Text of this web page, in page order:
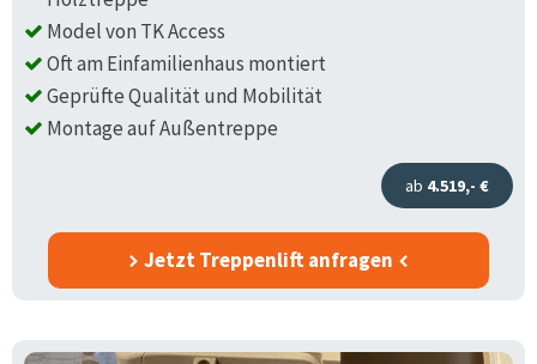
Model von TK Access
Oft am Einfamilienhaus montiert
Geprüfte Qualität und Mobilität
Montage auf Außentreppe
ab 4.519,- €
Jetzt Treppenlift anfragen